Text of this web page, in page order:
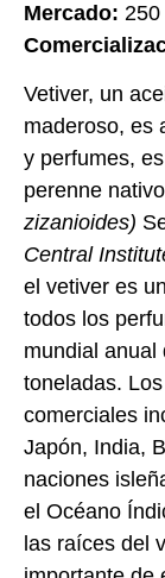
Mercado: 250
Vetiver, un
maderoso, es
y perfumes,
perenne
zizanioides)
Central
el vetiver es
todos los
mundial anual
toneladas.
comerciales
Japón, India,
naciones
el Océano
las raíces del